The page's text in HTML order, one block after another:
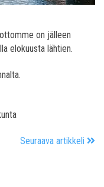
on jälleen
elokuusta lähtien.
Seuraava artikkeli